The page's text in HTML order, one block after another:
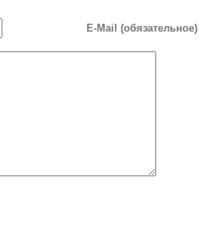
E-Mail (обязательное)